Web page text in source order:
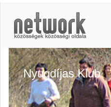
Nyugdíjas Klub